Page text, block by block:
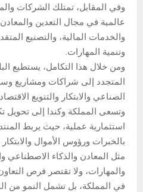
وفي المقابل، تمتلك الشركات
عالمية في مجال التعدين والمعادن
والخدمات المالية، والتصنيع
وتنمية المهارات.
ومن خلال هذا التكامل، يستطيع
المتجدد إلى شراكات ومشاريع
الصناعي والابتكار والتنويع
وتسعى المملكة وكندا إلى
بالخبرات ورؤوس الأموال
مثل المعادن والذكاء الاصطناعي
والمهارات، ولا تقتصر فرص
في المملكة، بل تشمل النمو من